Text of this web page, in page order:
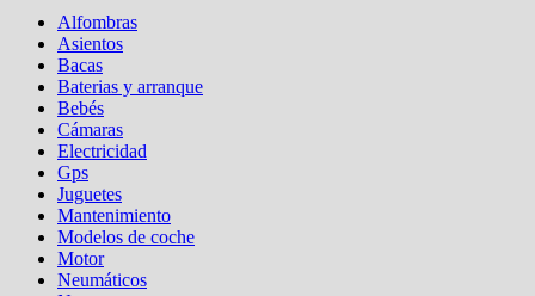
Alfombras
Asientos
Bacas
Baterias y arranque
Bebés
Cámaras
Electricidad
Gps
Juguetes
Mantenimiento
Modelos de coche
Motor
Neumáticos